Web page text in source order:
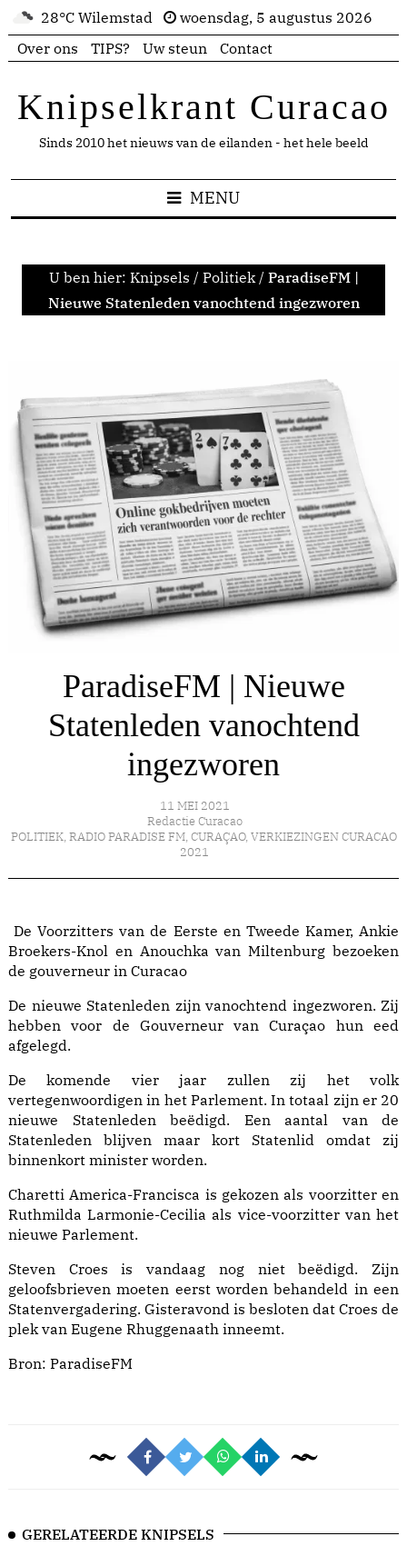
28°C Wilemstad
woensdag, 5 augustus 2026
Over ons
TIPS? Uw steun Contact
Knipselkrant Curacao
Sinds 2010 het nieuws van de eilanden - het hele beeld
MENU
U ben hier: Knipsels / Politiek / ParadiseFM |
Nieuwe Statenleden vanochtend ingezworen
ParadiseFM | Nieuwe
Statenleden vanochtend
ingezworen
11 MEI 2021
Redactie Curacao
POLITIEK, RADIO PARADISE FM, CURAÇAO, VERKIEZINGEN CURACAO
2021
De Voorzitters van de Eerste en Tweede Kamer, Ankie
Broekers-Knol en Anouchka van Miltenburg bezoeken
de gouverneur in Curacao
De nieuwe Statenleden zijn vanochtend ingezworen. Zij
hebben voor de Gouverneur van Curaçao hun eed
afgelegd.
De komende vier jaar zullen zij het volk
vertegenwoordigen in het Parlement. In totaal zijn er 20
nieuwe Statenleden beëdigd. Een aantal van de
Statenleden blijven maar kort Statenlid omdat zij
binnenkort minister worden.
Charetti America-Francisca is gekozen als voorzitter en
Ruthmilda Larmonie-Cecilia als vice-voorzitter van het
nieuwe Parlement.
Steven Croes is vandaag nog niet beëdigd. Zijn
geloofsbrieven moeten eerst worden behandeld in een
Statenvergadering. Gisteravond is besloten dat Croes de
plek van Eugene Rhuggenaath inneemt.
Bron: ParadiseFM
GERELATEERDE KNIPSELS